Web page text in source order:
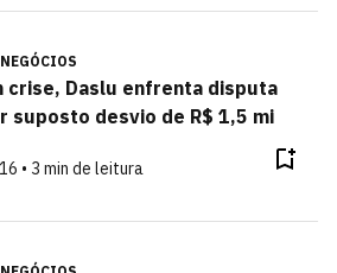
NEGÓCIOS
crise, Daslu enfrenta disputa
suposto desvio de R$ 1,5 mi
• 3 min de leitura